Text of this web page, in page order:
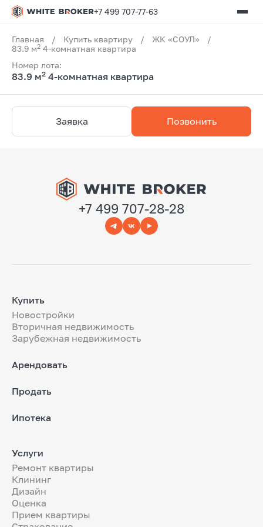
+7 499 707-77-63
Главная / Купить квартиру / ЖК «СОУЛ»
/
83.9 м2 4-комнатная квартира
Номер лота:
83.9 м2 4-комнатная квартира
Заявка Позвонить
+7 499 707-28-28
Купить
Новостройки
Вторичная недвижимость
Зарубежная недвижимость
Арендовать
Продать
Ипотека
Услуги
Ремонт квартиры
Клининг
Дизайн
Оценка
Прием квартиры